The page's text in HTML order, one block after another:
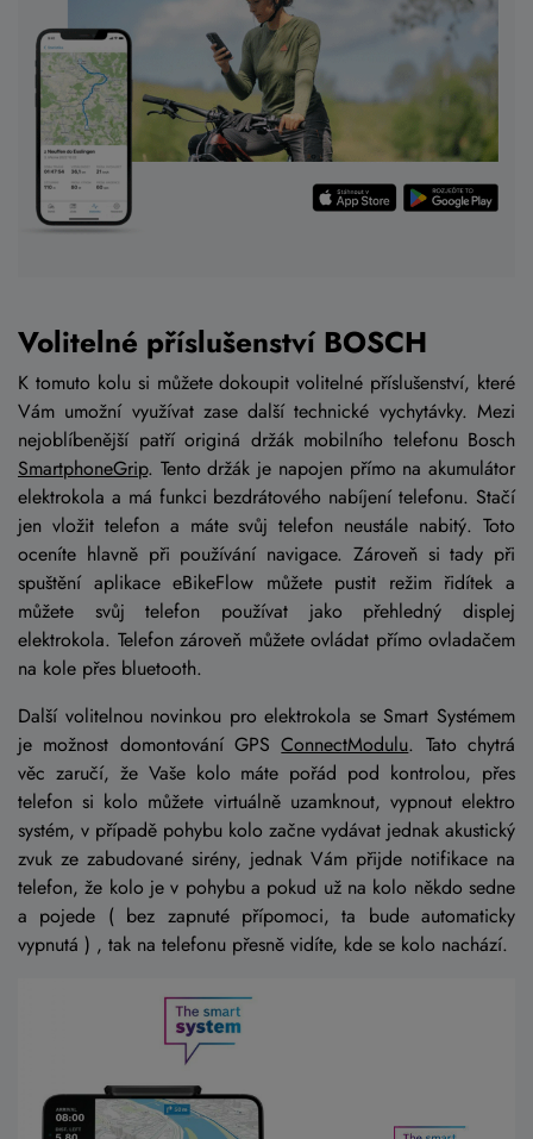
Volitelné příslušenství BOSCH
K tomuto kolu si můžete dokoupit volitelné příslušenství, které
Vám umožní využívat zase další technické vychytávky. Mezi
nejoblíbenější patří originá držák mobilního telefonu Bosch
SmartphoneGrip. Tento držák je napojen přímo na akumulátor
elektrokola a má funkci bezdrátového nabíjení telefonu. Stačí
jen vložit telefon a máte svůj telefon neustále nabitý. Toto
oceníte hlavně při používání navigace. Zároveň si tady při
spuštění aplikace eBikeFlow můžete pustit režim řidítek a
můžete svůj telefon používat jako přehledný displej
elektrokola. Telefon zároveň můžete ovládat přímo ovladačem
na kole přes bluetooth.
Další volitelnou novinkou pro elektrokola se Smart Systémem
je možnost domontování GPSConnectModulu. Tato chytrá
věc zaručí, že Vaše kolo máte pořád pod kontrolou, přes
telefon si kolo můžete virtuálně uzamknout, vypnout elektro
systém, v případě pohybu kolo začne vydávat jednak akustický
zvuk ze zabudované sirény, jednak Vám přijde notifikace na
telefon, že kolo je v pohybu a pokud už na kolo někdo sedne
a pojede ( bez zapnuté přípomoci, ta bude automaticky
vypnutá ) , tak na telefonu přesně vidíte, kde se kolo nachází.